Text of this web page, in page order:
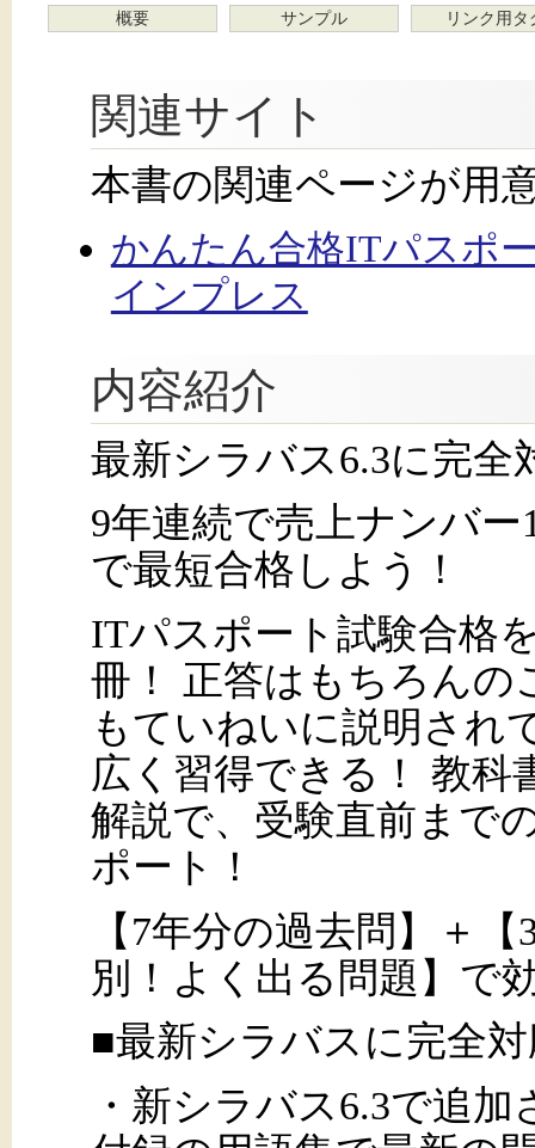
概要 サンプル リンク用タ
関連サイト
本書の関連ページが用
かんたん合格ITパスポ
インプレス
内容紹介
最新シラバス6.3に完全
9年連続で売上ナンバ
で最短合格しよう！
ITパスポート試験合格
冊！ 正答はもちろんの
もていねいに説明され
広く習得できる！ 教科
解説で、受験直前まで
ポート！
【7年分の過去問】＋
別！よく出る問題】で
■最新シラバスに完全
・新シラバス6.3で追